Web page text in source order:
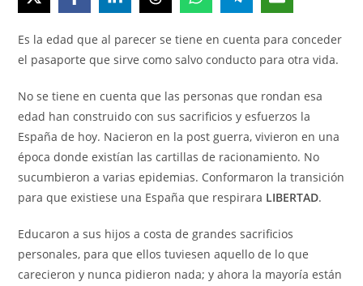
Es la edad que al parecer se tiene en cuenta para conceder
el pasaporte que sirve como salvo conducto para otra vida.
No se tiene en cuenta que las personas que rondan esa
edad han construido con sus sacrificios y esfuerzos la
España de hoy. Nacieron en la post guerra, vivieron en una
época donde existían las cartillas de racionamiento. No
sucumbieron a varias epidemias. Conformaron la transición
para que existiese una España que respirara LIBERTAD.
Educaron a sus hijos a costa de grandes sacrificios
personales, para que ellos tuviesen aquello de lo que
carecieron y nunca pidieron nada; y ahora la mayoría están